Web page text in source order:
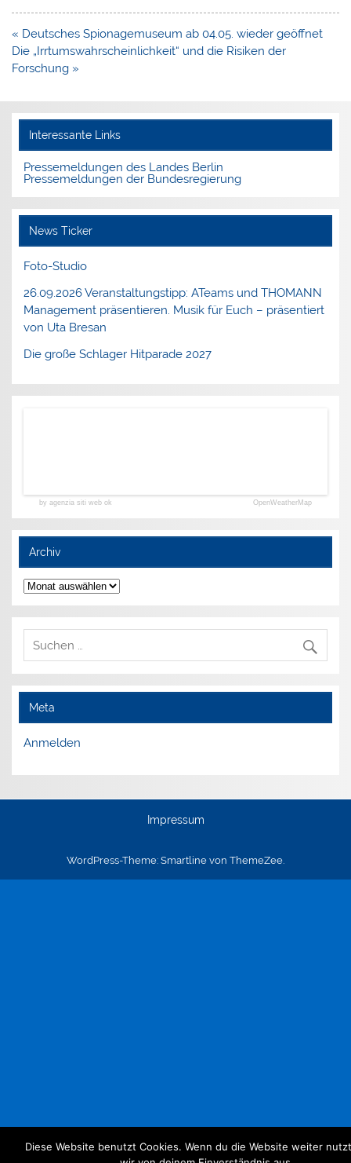
Beitragsnavigation
« Deutsches Spionagemuseum ab 04.05. wieder geöffnet
Die „Irrtumswahrscheinlichkeit“ und die Risiken der
Forschung »
Interessante Links
Pressemeldungen des Landes Berlin
Pressemeldungen der Bundesregierung
News Ticker
Foto-Studio
26.09.2026 Veranstaltungstipp: ATeams und THOMANN
Management präsentieren. Musik für Euch – präsentiert
von Uta Bresan
Die große Schlager Hitparade 2027
by agenzia siti web ok OpenWeatherMap
Archiv
Archiv
Meta
Anmelden
Impressum
WordPress-Theme: Smartline von ThemeZee.
Diese Website benutzt Cookies. Wenn du die Website weiter